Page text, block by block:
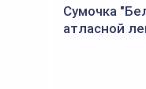
Сумочка
атласной